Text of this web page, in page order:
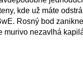
kde už máte
Rosný bod
murivo nezavlhá